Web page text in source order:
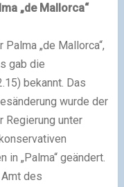
„de Mallorca“
„de Mallorca“,
gab die
bekannt. Das
wurde der
Regierung unter
„Palma“ geändert.
des